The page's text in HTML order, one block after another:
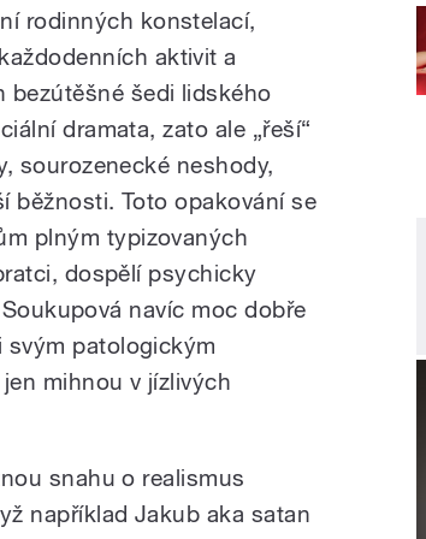
rodinných konstelací,
aktivit a
bezútěšné šedi lidského
dramata, zato ale „řeší“
sourozenecké neshody,
běžnosti. Toto opakování se
plným typizovaných
dospělí psychicky
navíc moc dobře
svým patologickým
mihnou v jízlivých
snahu o realismus
například Jakub aka satan